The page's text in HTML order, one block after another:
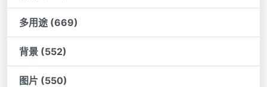
多用途 (669)
背景 (552)
图片 (550)